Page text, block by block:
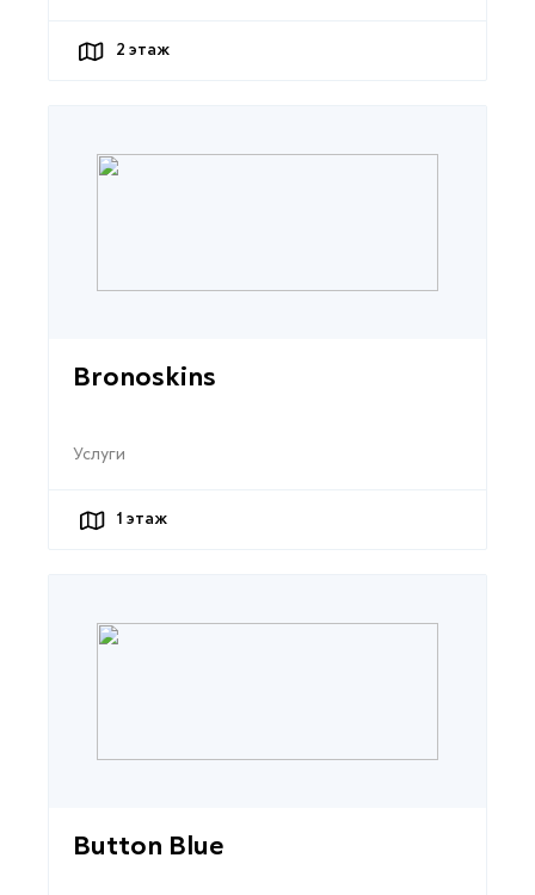
2 этаж
Bronoskins
Услуги
1 этаж
Button Blue